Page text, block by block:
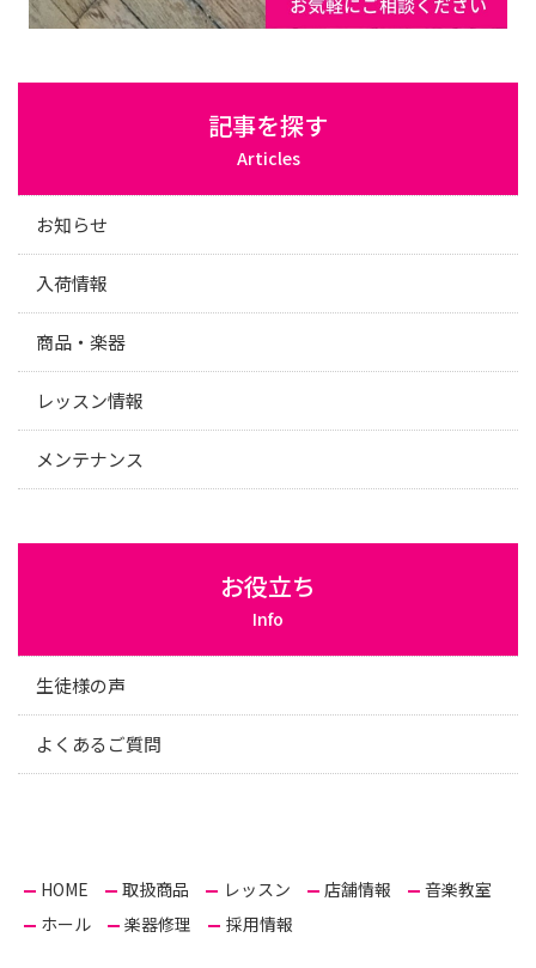
記事を探す
Articles
お知らせ
入荷情報
商品・楽器
レッスン情報
メンテナンス
お役立ち
Info
生徒様の声
よくあるご質問
HOME 取扱商品 レッスン 店舗情報
音楽教室
ホール
楽器修理 採用情報